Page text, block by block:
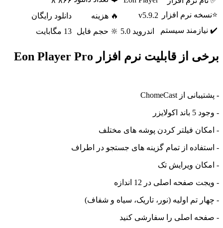
⭐نسخه نرم افزار
v5.9.2 🔥 هزینه
دانلود رایگان
✔️ نیازمند سیستم
اندروید 5.0 🔆 حجم فایل 13 مگابایت
برخی از قابلیت نرم افزار Eon Player Pro
- پشتیبانی از ChomeCast
- وجود 5 باند اکولایزر
- امکان فیلتر کردن پوشه های مختلف
- استفاده از تمام گزینه های جستجو در اطراف
- امکان ویرایش تک
- ویجت صفحه اصلی در 12 اندازه
- چهار تم اولیه (نور، تاریک، سیاه و شفاف)
- صفحه اصلی را سفارشی کنید